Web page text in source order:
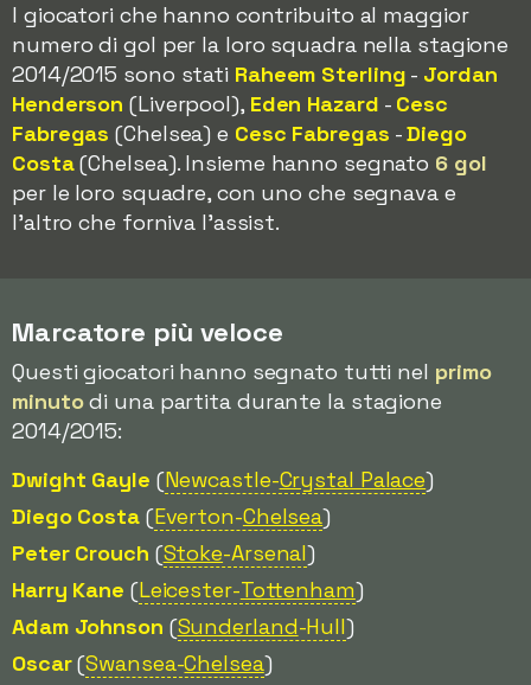
I giocatori che hanno contribuito al maggior
numero di gol per la loro squadra nella stagione
2014/2015 sono stati Raheem Sterling - Jordan
Henderson (Liverpool), Eden Hazard - Cesc
Fabregas (Chelsea) e Cesc Fabregas -Diego
Costa(Chelsea). Insieme hanno segnato 6 gol
per le loro squadre, con uno che segnava e
l'altro che forniva l'assist.
Marcatore più veloce
Questi giocatori hanno segnato tutti nel primo
minutodi una partita durante la stagione
2014/2015:
Dwight Gayle (Newcastle-Crystal Palace)
Diego Costa(Everton-Chelsea)
Peter Crouch (Stoke-Arsenal)
Harry Kane (Leicester-Tottenham)
Adam Johnson (Sunderland-Hull)
Oscar(Swansea-Chelsea)